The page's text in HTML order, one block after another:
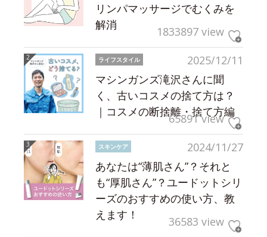
リンパマッサージでむくみを
解消
1833897 view
2025/12/11
ライフスタイル
マシンガンズ滝沢さんに聞
く、古いコスメの捨て方は？
｜コスメの断捨離・捨て方編
65891 view
2024/11/27
スキンケア
あなたは“薄肌さん”？それと
も“厚肌さん”？ユードットシリ
ーズのおすすめの使い方、教
えます！
36583 view